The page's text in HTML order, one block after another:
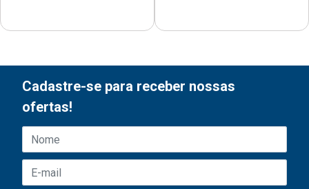
Cadastre-se para receber nossas
ofertas!